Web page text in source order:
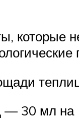
которые
— 30 мл на